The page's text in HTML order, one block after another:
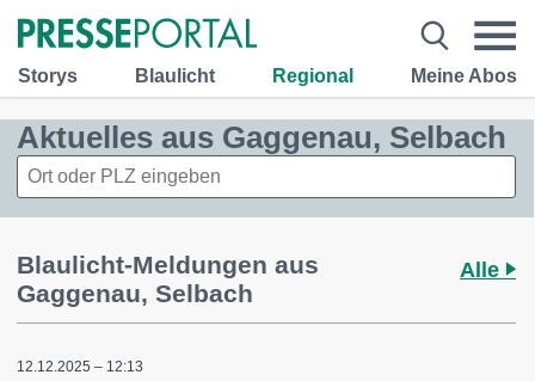
Storys Blaulicht Regional Meine Abos
Aktuelles aus Gaggenau, Selbach
Blaulicht-Meldungen aus
Gaggenau, Selbach
Alle
12.12.2025 – 12:13